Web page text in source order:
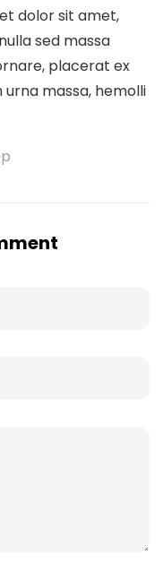
dolor sit amet,
sed massa
placerat ex
massa, hemolli